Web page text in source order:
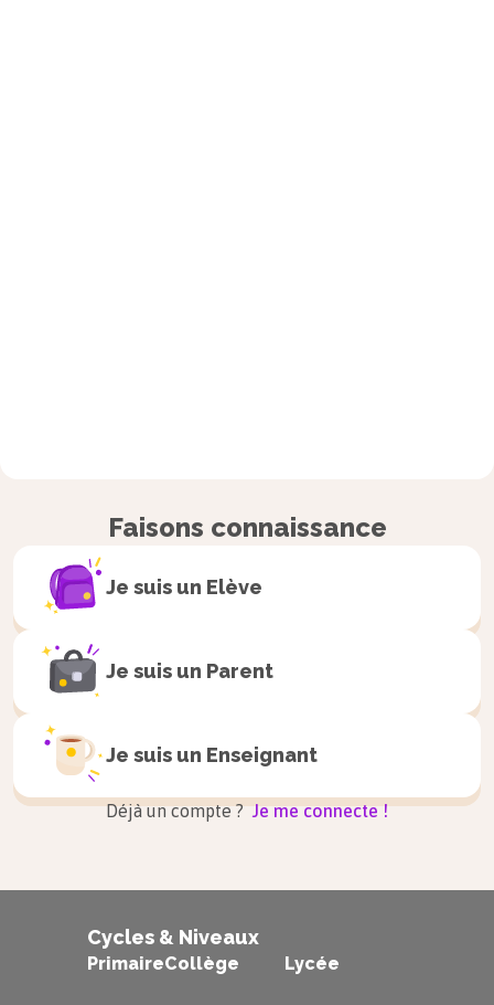
Faisons connaissance
Je suis un Elève
Je suis un Parent
Je suis un Enseignant
Déjà un compte ? Je me connecte !
Cycles & Niveaux
PrimaireCollège Lycée